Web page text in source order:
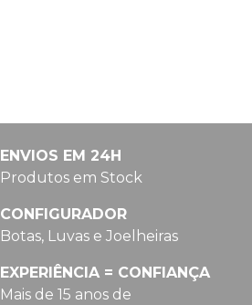
ENVIOS EM 24H
Produtos em Stock
CONFIGURADOR
Botas, Luvas e Joelheiras
EXPERIÊNCIA = CONFIANÇA
Mais de 15 anos de